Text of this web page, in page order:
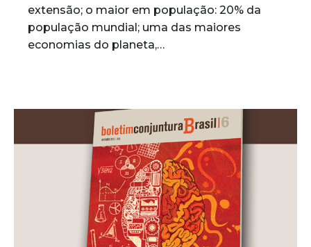
extensão; o maior em população: 20% da
população mundial; uma das maiores
economias do planeta,…